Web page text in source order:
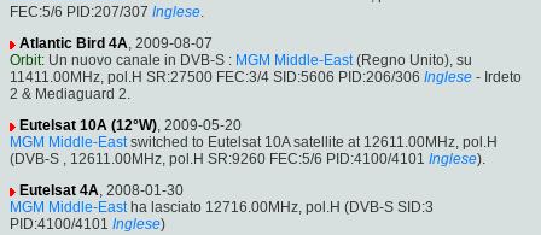
FEC:5/6 PID:207/307 Inglese.
Atlantic Bird 4A, 2009-08-07
Orbit: Un nuovo canale in DVB-S : MGM Middle-East(Regno Unito), su
11411.00MHz, pol.H SR:27500 FEC:3/4 SID:5606 PID:206/306 Inglese - Irdeto
2 & Mediaguard 2.
Eutelsat 10A (12°W), 2009-05-20
MGM Middle-Eastswitched to Eutelsat 10A satellite at 12611.00MHz, pol.H
(DVB-S , 12611.00MHz, pol.H SR:9260 FEC:5/6 PID:4100/4101 Inglese).
Eutelsat 4A, 2008-01-30
MGM Middle-Eastha lasciato 12716.00MHz, pol.H (DVB-S SID:3
PID:4100/4101 Inglese)